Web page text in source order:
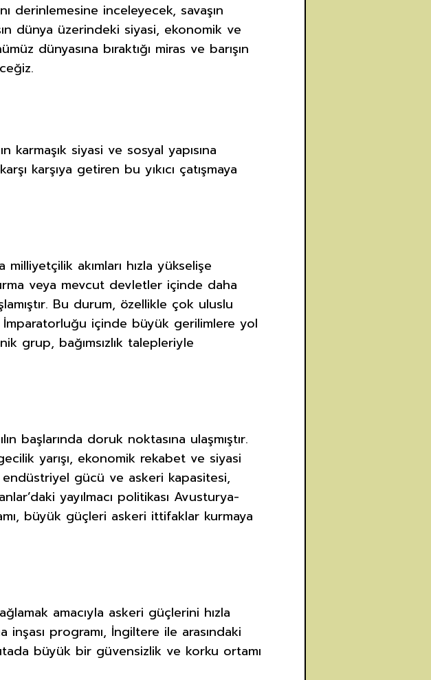
derinlemesine inceleyecek, savaşın
dünya üzerindeki siyasi, ekonomik ve
dünyasına bıraktığı miras ve barışın
karmaşık siyasi ve sosyal yapısına
karşıya getiren bu yıkıcı çatışmaya
milliyetçilik akımları hızla yükselişe
veya mevcut devletler içinde daha
Bu durum, özellikle çok uluslu
içinde büyük gerilimlere yol
grup, bağımsızlık talepleriyle
başlarında doruk noktasına ulaşmıştır.
yarışı, ekonomik rekabet ve siyasi
endüstriyel gücü ve askeri kapasitesi,
yayılmacı politikası Avusturya-
büyük güçleri askeri ittifaklar kurmaya
amacıyla askeri güçlerini hızla
inşası programı, İngiltere ile arasındaki
büyük bir güvensizlik ve korku ortamı